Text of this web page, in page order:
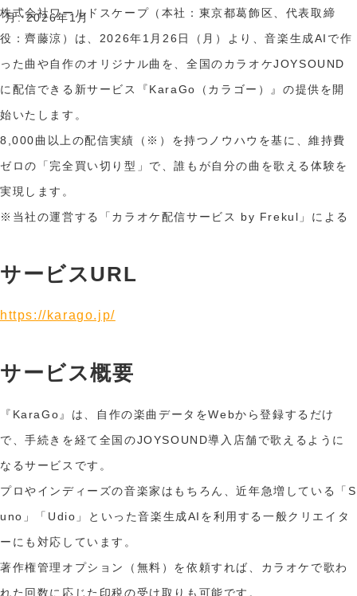
月:2026年1月
株式会社ワールドスケープ（本社：東京都葛飾区、代表取締
役：齊藤涼）は、2026年1月26日（月）より、音楽生成AIで作
った曲や自作のオリジナル曲を、全国のカラオケJOYSOUND
に配信できる新サービス『KaraGo（カラゴー）』の提供を開
始いたします。
8,000曲以上の配信実績（※）を持つノウハウを基に、維持費
ゼロの「完全買い切り型」で、誰もが自分の曲を歌える体験を
実現します。
※当社の運営する「カラオケ配信サービス by Frekul」による
サービスURL
https://karago.jp/
サービス概要
『KaraGo』は、自作の楽曲データをWebから登録するだけ
で、手続きを経て全国のJOYSOUND導入店舗で歌えるように
なるサービスです。
プロやインディーズの音楽家はもちろん、近年急増している「S
uno」「Udio」といった音楽生成AIを利用する一般クリエイタ
ーにも対応しています。
著作権管理オプション（無料）を依頼すれば、カラオケで歌わ
れた回数に応じた印税の受け取りも可能です。